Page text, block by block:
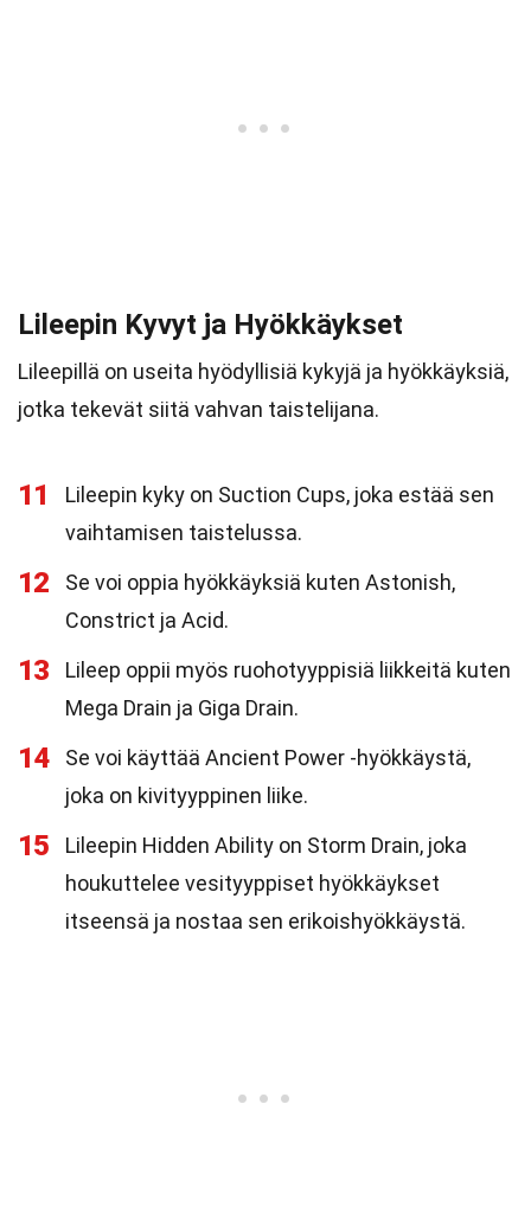
Lileepin Kyvyt ja Hyökkäykset
Lileepillä on useita hyödyllisiä kykyjä ja hyökkäyksiä,
jotka tekevät siitä vahvan taistelijana.
11
Lileepin kyky on Suction Cups, joka estää sen
vaihtamisen taistelussa.
12
Se voi oppia hyökkäyksiä kuten Astonish,
Constrict ja Acid.
13
Lileep oppii myös ruohotyyppisiä liikkeitä kuten
Mega Drain ja Giga Drain.
14
Se voi käyttää Ancient Power -hyökkäystä,
joka on kivityyppinen liike.
15
Lileepin Hidden Ability on Storm Drain, joka
houkuttelee vesityyppiset hyökkäykset
itseensä ja nostaa sen erikoishyökkäystä.